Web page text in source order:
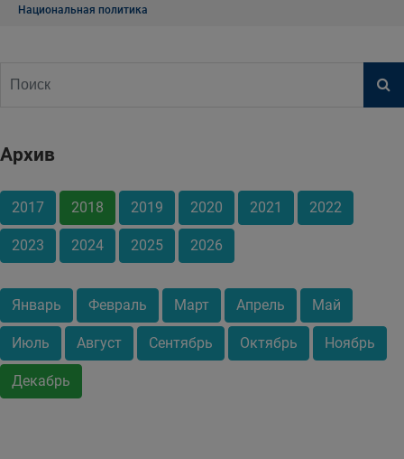
Национальная политика
Архив
2017 2018 2019 2020 2021 2022
2023 2024 2025 2026
Январь Февраль Март Апрель Май
Июль Август Сентябрь Октябрь Ноябрь
Декабрь